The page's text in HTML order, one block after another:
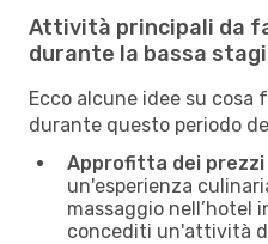
Attività principali da
durante la bassa
Ecco alcune idee su cosa
durante questo periodo
Approfitta dei prezzi
un'esperienza
massaggio nell’hotel
concediti un'attività